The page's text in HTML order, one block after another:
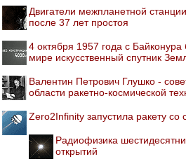
Двигатели межпланетной
после 37 лет простоя
4 октября 1957 года с
мире искусственный спутник
Валентин Петрович Глушко -
области ракетно-космической
Zero2Infinity запустила ракету со
Радиофизика
открытий